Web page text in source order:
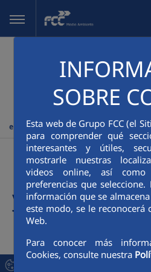
Saltar al contenido principal
SOBRE
Esta web de Grupo FCC (el
para comprender qué
interesantes y útiles,
mostrarle nuestras
videos online, así
preferencias que seleccione.
información que se
este modo, se le reconocerá
Web.
Para conocer más
Cookies, consulte nuestra
e Instalaciones
H2TRUCK
y Desarrollo
Nuevo
para